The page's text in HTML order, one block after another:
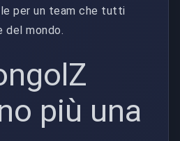
per un team che tutti
del mondo.
più una